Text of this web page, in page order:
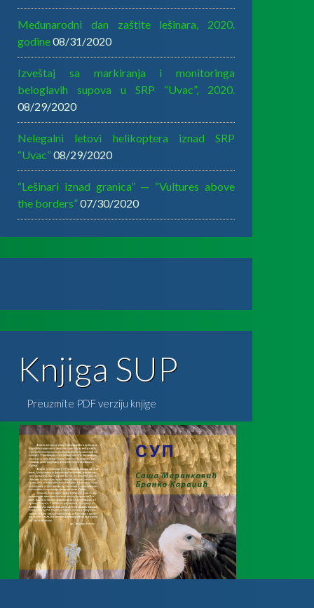
Međunarodni dan zaštite lešinara, 2020.
godine08/31/2020
Izveštaj sa markiranja i monitoringa
beloglavih supova u SRP “Uvac”, 2020.
08/29/2020
Nelegalni letovi helikoptera iznad SRP
“Uvac”08/29/2020
“Lešinari iznad granica” — “Vultures above
the borders”07/30/2020
Knjiga SUP
Preuzmite PDF verziju knjige